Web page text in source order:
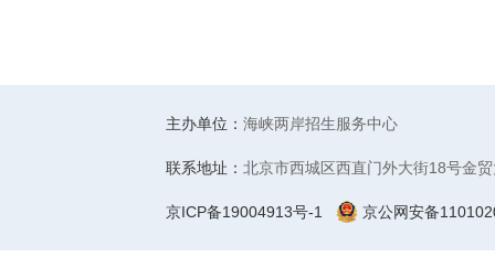
主办单位： 海峡两岸招生服务中心
联系地址： 北京市西城区西直门外大街18号金
京ICP备19004913号-1 京公网安备